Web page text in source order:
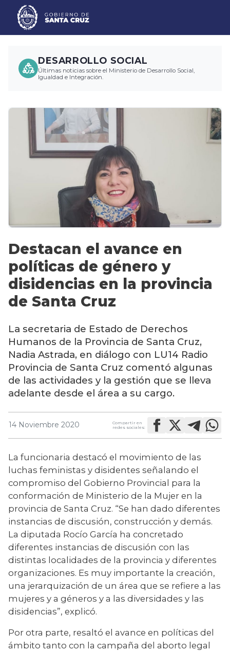
DESARROLLO SOCIAL
Últimas noticias sobre el Ministerio de Desarrollo Social,
Igualdad e Integración.
Destacan el avance en
políticas de género y
disidencias en la provincia
de Santa Cruz
La secretaria de Estado de Derechos
Humanos de la Provincia de Santa Cruz,
Nadia Astrada, en diálogo con LU14 Radio
Provincia de Santa Cruz comentó algunas
de las actividades y la gestión que se lleva
adelante desde el área a su cargo.
14 Noviembre 2020
Compartir en
redes sociales:
La funcionaria destacó el movimiento de las
luchas feministas y disidentes señalando el
compromiso del Gobierno Provincial para la
conformación de Ministerio de la Mujer en la
provincia de Santa Cruz. “Se han dado diferentes
instancias de discusión, construcción y demás.
La diputada Rocío García ha concretado
diferentes instancias de discusión con las
distintas localidades de la provincia y diferentes
organizaciones. Es muy importante la creación,
una jerarquización de un área que se refiere a las
mujeres y a géneros y a las diversidades y las
disidencias”, explicó.
Por otra parte, resaltó el avance en políticas del
ámbito tanto con la campaña del aborto legal